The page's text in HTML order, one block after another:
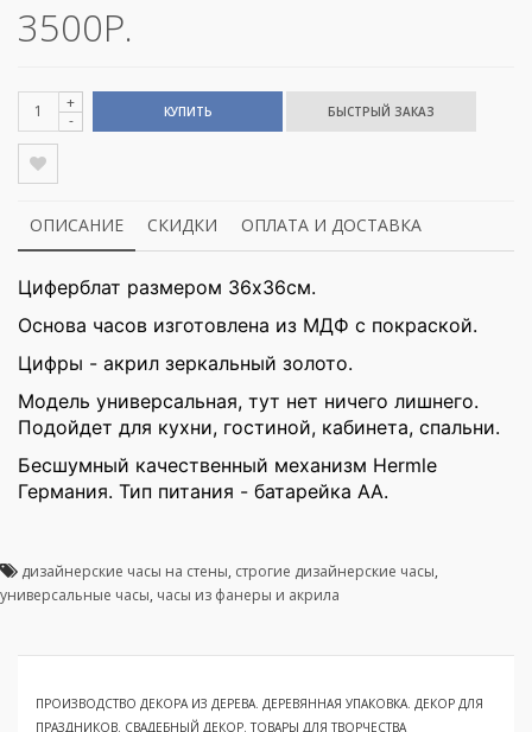
3500Р.
+
-
КУПИТЬ
ОПИСАНИЕ СКИДКИ ОПЛАТА И ДОСТАВКА
Циферблат размером 36х36cм.
Основа часов изготовлена из МДФ с покраской.
Цифры - акрил зеркальный золото.
Модель универсальная, тут нет ничего лишнего.
Подойдет для кухни, гостиной, кабинета, спальни.
Бесшумный качественный механизм Hermle
Германия. Тип питания - батарейка АА.
дизайнерские часы на стены, строгие дизайнерские часы,
универсальные часы, часы из фанеры и акрила
ПРОИЗВОДСТВО ДЕКОРА ИЗ ДЕРЕВА. ДЕРЕВЯННАЯ УПАКОВКА. ДЕКОР ДЛЯ
ПРАЗДНИКОВ. СВАДЕБНЫЙ ДЕКОР. ТОВАРЫ ДЛЯ ТВОРЧЕСТВА